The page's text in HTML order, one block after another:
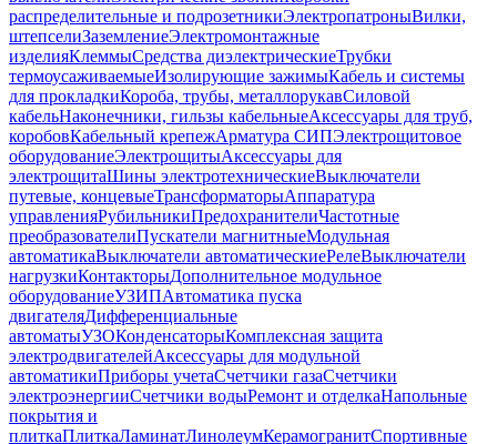
распределительные и подрозетникиЭлектропатроныВилки,
штепселиЗаземлениеЭлектромонтажные
изделияКлеммыСредства диэлектрическиеТрубки
термоусаживаемыеИзолирующие зажимыКабель и системы
для прокладкиКороба, трубы, металлорукавСиловой
кабельНаконечники, гильзы кабельныеАксессуары для труб,
коробовКабельный крепежАрматура СИПЭлектрощитовое
оборудованиеЭлектрощитыАксессуары для
электрощитаШины электротехническиеВыключатели
путевые, концевыеТрансформаторыАппаратура
управленияРубильникиПредохранителиЧастотные
преобразователиПускатели магнитныеМодульная
автоматикаВыключатели автоматическиеРелеВыключатели
нагрузкиКонтакторыДополнительное модульное
оборудованиеУЗИПАвтоматика пуска
двигателяДифференциальные
автоматыУЗОКонденсаторыКомплексная защита
электродвигателейАксессуары для модульной
автоматикиПриборы учетаСчетчики газаСчетчики
электроэнергииСчетчики водыРемонт и отделкаНапольные
покрытия и
плиткаПлиткаЛаминатЛинолеумКерамогранитСпортивные